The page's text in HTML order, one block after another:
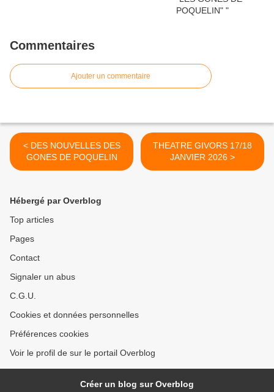
Commentaires
Ajouter un commentaire
< DES NOUVELLES DES
GONES DE POQUELIN
THEATRE GIVORS 17/18
JANVIER 2026 >
Hébergé par Overblog
Top articles
Pages
Contact
Signaler un abus
C.G.U.
Cookies et données personnelles
Préférences cookies
Voir le profil de sur le portail Overblog
Créer un blog sur Overblog